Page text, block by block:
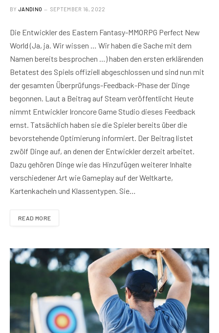
BY JANDINO SEPTEMBER 16, 2022
Die Entwickler des Eastern Fantasy-MMORPG Perfect New
World (Ja, ja. Wir wissen … Wir haben die Sache mit dem
Namen bereits besprochen …) haben den ersten erklärenden
Betatest des Spiels offiziell abgeschlossen und sind nun mit
der gesamten Überprüfungs-Feedback-Phase der Dinge
begonnen. Laut a Beitrag auf Steam veröffentlicht Heute
nimmt Entwickler Ironcore Game Studio dieses Feedback
ernst. Tatsächlich haben sie die Spieler bereits über die
bevorstehende Optimierung informiert. Der Beitrag listet
zwölf Dinge auf, an denen der Entwickler derzeit arbeitet.
Dazu gehören Dinge wie das Hinzufügen weiterer Inhalte
verschiedener Art wie Gameplay auf der Weltkarte,
Kartenkacheln und Klassentypen. Sie…
READ MORE